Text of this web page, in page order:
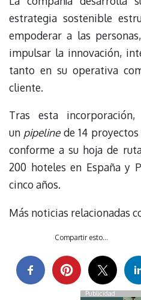
estrategia sostenible
empoderar a las
impulsar la innovación,
tanto en su operativa
cliente.
Tras esta
un pipelinede 14 proyectos
conforme a su hoja de
200 hoteles en España y
cinco años.
Más noticias relacionadas
Compartir esto...
Publicidad